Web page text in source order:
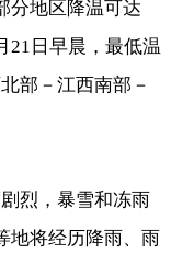
分地区降温可达
日早晨，最低温
部－江西南部－
烈，暴雪和冻雨
地将经历降雨、雨